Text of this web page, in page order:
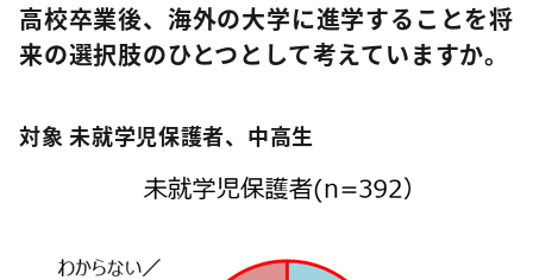
高校卒業後、海外の大学に進学することを将
来の選択肢のひとつとして考えていますか。
対象 未就学児保護者、中高生